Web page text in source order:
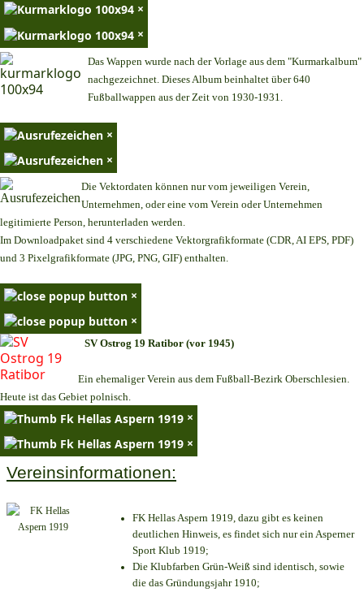
×
×
Das Wappen wurde nach der Vorlage aus dem "Kurmarkalbum"
nachgezeichnet. Dieses Album beinhaltet über 640
Fußballwappen aus der Zeit von 1930-1931.
×
×
Die Vektordaten können nur vom jeweiligen Verein,
Unternehmen, oder eine vom Verein oder Unternehmen
legitimierte Person, herunterladen werden.
Im Downloadpaket sind 4 verschiedene Vektorgrafikformate (CDR, AI EPS, PDF)
und 3 Pixelgrafikformate (JPG, PNG, GIF) enthalten.
×
×
SV Ostrog 19 Ratibor (vor 1945)
Ein ehemaliger Verein aus dem Fußball-Bezirk Oberschlesien.
Heute ist das Gebiet polnisch.
×
×
Vereinsinformationen:
FK Hellas Aspern 1919, dazu gibt es keinen
deutlichen Hinweis, es findet sich nur ein Asperner
Sport Klub 1919;
Die Klubfarben Grün-Weiß sind identisch, sowie
die das Gründungsjahr 1910;